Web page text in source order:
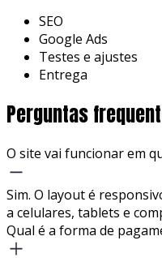
SEO
Google Ads
Testes e ajustes
Entrega
Perguntas
O site vai funcionar em
Sim. O layout é
a celulares, tablets e
Qual é a forma de